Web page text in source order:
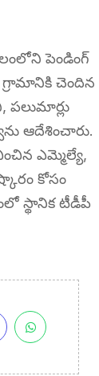
పెండింగ్
చెందిన
పలుమార్లు
ఆదేశించారు.
ఎమ్మెల్యే,
కోసం
స్థానిక టీడీపీ